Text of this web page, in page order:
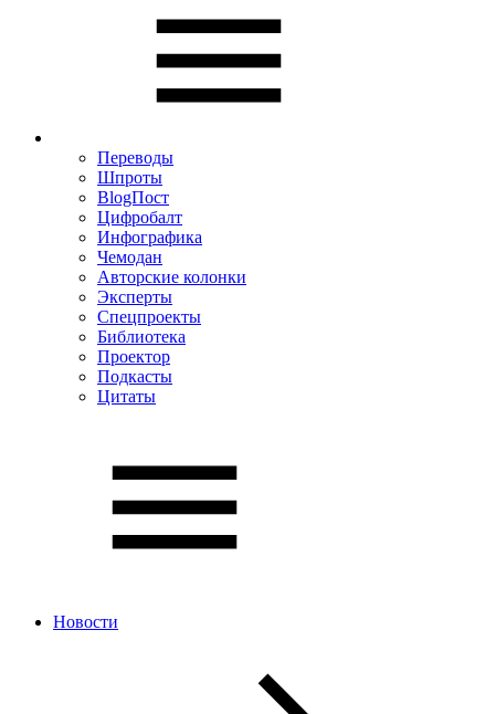
Переводы
Шпроты
BlogПост
Цифробалт
Инфографика
Чемодан
Авторские колонки
Эксперты
Спецпроекты
Библиотека
Проектор
Подкасты
Цитаты
Новости